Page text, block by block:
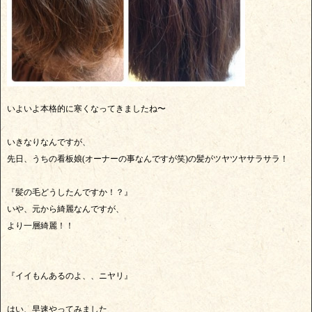
いよいよ本格的に寒くなってきましたね〜
いきなりなんですが、
先日、うちの看板娘(オーナーの事なんですが笑)の髪がツヤツヤサラサラ！
『髪の毛どうしたんですか！？』
いや、元から綺麗なんですが、
より一層綺麗！！
『イイもんあるのよ、、ニヤリ』
はい、早速やってみました